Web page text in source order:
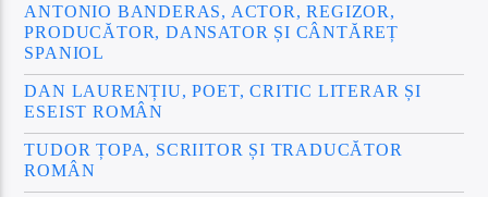
ANTONIO BANDERAS, ACTOR, REGIZOR,
PRODUCĂTOR, DANSATOR ȘI CÂNTĂREȚ
SPANIOL
DAN LAURENȚIU, POET, CRITIC LITERAR ȘI
ESEIST ROMÂN
TUDOR ȚOPA, SCRIITOR ȘI TRADUCĂTOR
ROMÂN